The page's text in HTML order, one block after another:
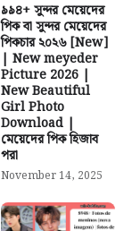
৯৯৪+ সুন্দর মেয়েদের
পিক বা সুন্দর মেয়েদের
পিকচার ২০২৬ [New]
| New meyeder
Picture 2026 |
New Beautiful
Girl Photo
Download |
মেয়েদের পিক হিজাব
পরা
November 14, 2025